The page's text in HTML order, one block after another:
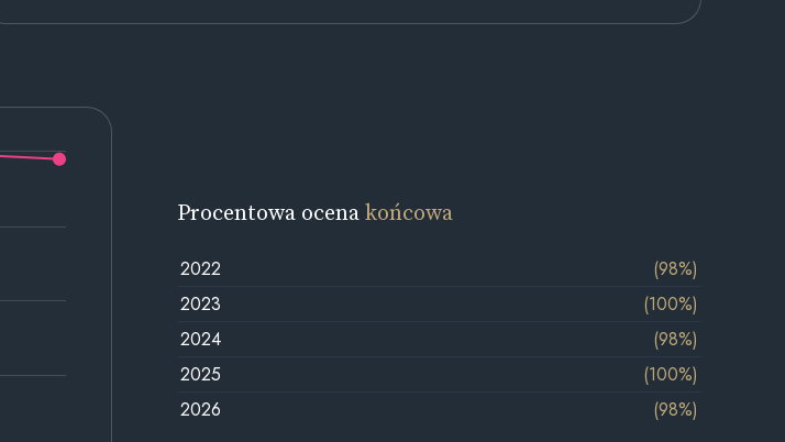
Procentowa ocenakońcowa
2022
(98%)
2023
(100%)
2024
(98%)
2025
(100%)
2026
(98%)